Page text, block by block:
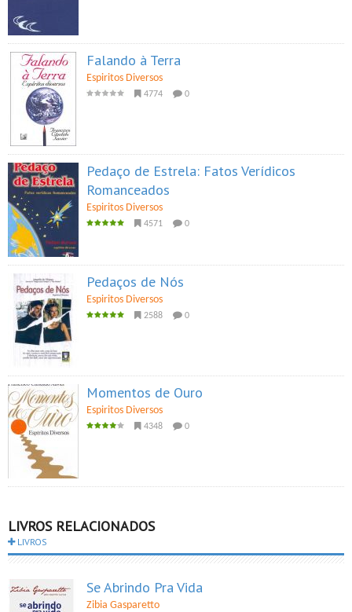
Falando à Terra
Espiritos Diversos
4774 0
Pedaço de Estrela: Fatos Verídicos
Romanceados
Espiritos Diversos
4571 0
Pedaços de Nós
Espiritos Diversos
2588 0
Momentos de Ouro
Espiritos Diversos
4348 0
LIVROS RELACIONADOS
LIVROS
Se Abrindo Pra Vida
Zibia Gasparetto